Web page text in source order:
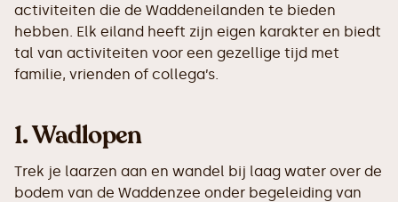
activiteiten die de Waddeneilanden te bieden
hebben. Elk eiland heeft zijn eigen karakter en biedt
tal van activiteiten voor een gezellige tijd met
familie, vrienden of collega’s.
1. Wadlopen
Trek je laarzen aan en wandel bij laag water over de
bodem van de Waddenzee onder begeleiding van